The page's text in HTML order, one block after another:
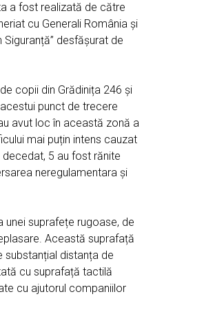
a fost realizată de către
cu Generali România și
desfășurat de
copii din Grădinița 246 și
punct de trecere
avut loc în această zonă a
mai puțin intens cauzat
5 au fost rănite
neregulamentara și
unei suprafețe rugoase, de
Această suprafață
distanța de
cu suprafață tactilă
cu ajutorul companiilor